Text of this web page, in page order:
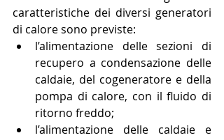
caratteristiche dei diversi generatori
di calore sono previste:
l’alimentazione delle sezioni di
recupero a condensazione delle
caldaie, del cogeneratore e della
pompa di calore, con il fluido di
ritorno freddo;
l’alimentazione delle caldaie e